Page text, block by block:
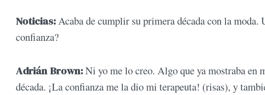
Noticias:Acaba de cumplir su primera década con la
confianza?
Adrián Brown:Ni yo me lo creo. Algo que ya mostraba en
década. ¡La confianza me la dio mi terapeuta! (risas), y